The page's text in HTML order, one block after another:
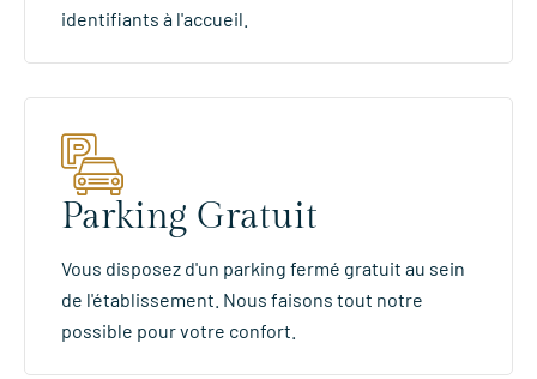
identifiants à l'accueil.
Parking Gratuit
Vous disposez d'un parking fermé gratuit au sein
de l'établissement. Nous faisons tout notre
possible pour votre confort.